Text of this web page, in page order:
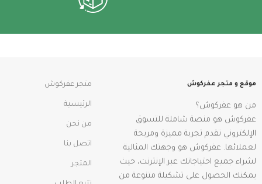
موقع و متجر عفركوش
من هو عفركوش؟
عفركوش هو منصة شاملة للتسوق
الإلكتروني تقدم تجربة مميزة ومريحة
لعملائها. عفركوش هو وجهتك المثالية
لشراء جميع احتياجاتك عبر الإنترنت، حيث
يمكنك الحصول على تشكيلة متنوعة من
متجر عفركوش
الرئيسية
من نحن
اتصل بنا
المتجر